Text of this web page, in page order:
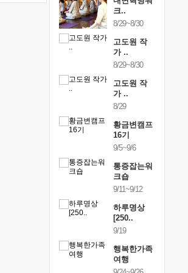
크..
8/29~8/30
고도원 작
가 ..
8/29~8/30
고도원 작
가 ..
8/29
황금변캠프
16기
9/5~9/6
통증잡는워
크숍
9/11~9/12
하루명상
[250..
9/19
행복한가족
여행